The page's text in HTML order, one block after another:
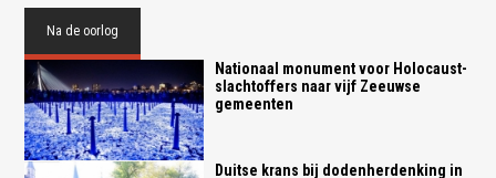
Na de oorlog
Nationaal monument voor Holocaust-
slachtoffers naar vijf Zeeuwse
gemeenten
Duitse krans bij dodenherdenking in